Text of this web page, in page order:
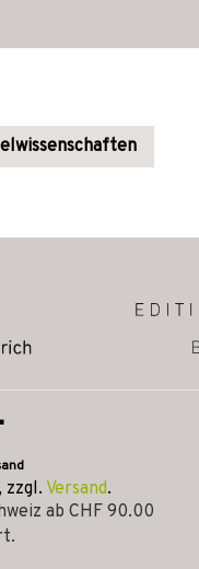
zzgl. Versand.
ab CHF 90.00